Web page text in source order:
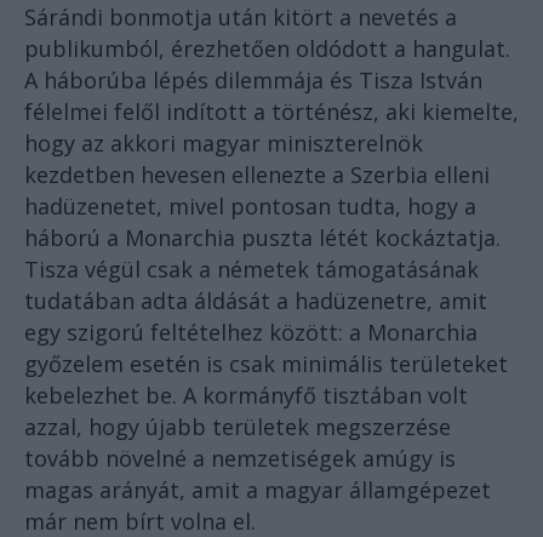
Sárándi bonmotja után kitört a nevetés a
publikumból, érezhetően oldódott a hangulat.
A háborúba lépés dilemmája és Tisza István
félelmei felől indított a történész, aki kiemelte,
hogy az akkori magyar miniszterelnök
kezdetben hevesen ellenezte a Szerbia elleni
hadüzenetet, mivel pontosan tudta, hogy a
háború a Monarchia puszta létét kockáztatja.
Tisza végül csak a németek támogatásának
tudatában adta áldását a hadüzenetre, amit
egy szigorú feltételhez között: a Monarchia
győzelem esetén is csak minimális területeket
kebelezhet be. A kormányfő tisztában volt
azzal, hogy újabb területek megszerzése
tovább növelné a nemzetiségek amúgy is
magas arányát, amit a magyar államgépezet
már nem bírt volna el.